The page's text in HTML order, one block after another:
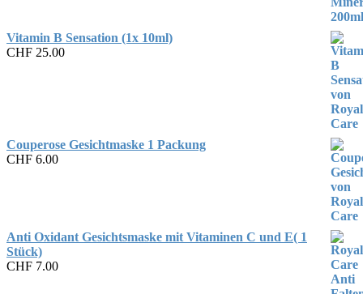
Vitamin B Sensation (1x 10ml)
CHF 25.00
Couperose Gesichtmaske 1 Packung
CHF 6.00
Anti Oxidant Gesichtsmaske mit Vitaminen C und E( 1
Stück)
CHF 7.00